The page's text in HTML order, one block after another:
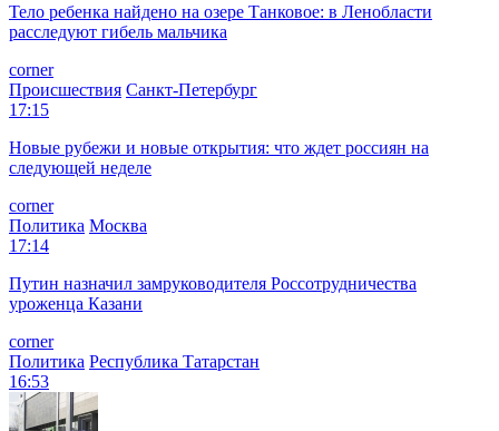
Тело ребенка найдено на озере Танковое: в Ленобласти
расследуют гибель мальчика
corner
Происшествия Санкт-Петербург
17:15
Новые рубежи и новые открытия: что ждет россиян на
следующей неделе
corner
Политика Москва
17:14
Путин назначил замруководителя Россотрудничества
уроженца Казани
corner
Политика Республика Татарстан
16:53